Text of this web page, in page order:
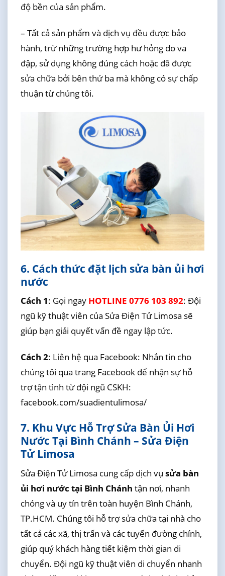
độ bền của sản phẩm.
– Tất cả sản phẩm và dịch vụ đều được bảo
hành, trừ những trường hợp hư hỏng do va
đập, sử dụng không đúng cách hoặc đã được
sửa chữa bởi bên thứ ba mà không có sự chấp
thuận từ chúng tôi.
6. Cách thức đặt lịch sửa bàn ủi hơi
nước
Cách 1: Gọi ngay HOTLINE 0776 103 892: Đội
ngũ kỹ thuật viên của Sửa Điện Tử Limosa sẽ
giúp bạn giải quyết vấn đề ngay lập tức.
Cách 2: Liên hệ qua Facebook: Nhắn tin cho
chúng tôi qua trang Facebook để nhận sự hỗ
trợ tận tình từ đội ngũ CSKH:
facebook.com/suadientulimosa/
7. Khu Vực Hỗ Trợ Sửa Bàn Ủi Hơi
Nước Tại Bình Chánh – Sửa Điện
Tử Limosa
Sửa Điện Tử Limosa cung cấp dịch vụ sửa bàn
ủi hơi nước tại Bình Chánh tận nơi, nhanh
chóng và uy tín trên toàn huyện Bình Chánh,
TP.HCM. Chúng tôi hỗ trợ sửa chữa tại nhà cho
tất cả các xã, thị trấn và các tuyến đường chính,
giúp quý khách hàng tiết kiệm thời gian di
chuyển. Đội ngũ kỹ thuật viên di chuyển nhanh